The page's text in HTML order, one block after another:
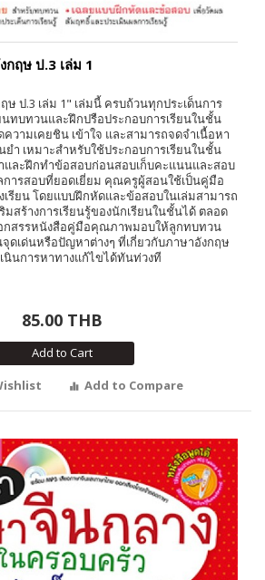
กฤษ ป.3 เล่ม 1
ษ ป.3 เล่ม 1" เล่มนี้ ครบถ้วนทุกประเด็นการ
นทบทวนและฝึกปรือประกอบการเรียนในชั้น
วามเคยชิน เข้าใจ และสามารถจดจำเนื้อหา
ำ เหมาะสำหรับใช้ประกอบการเรียนในชั้น
และฝึกทำข้อสอบก่อนสอบเก็บคะแนนและสอบ
การสอบที่ยอดเยี่ยม คุณครูผู้สอนใช้เป็นคู่มือ
รียน โดยแบบฝึกหัดและข้อสอบในเล่มสามารถ
มสร้างการเรียนรู้ของนักเรียนในชั้นได้ ตลอด
กสรรหนังสือคู่มือคุณภาพมอบให้ลูกทบทวน
ดเด่นหรือปัญหาต่างๆ ที่เกี่ยวกับภาษาอังกฤษ
นินการหาทางแก้ไขได้ทันท่วงที
85.00 THB
Add to Cart
Add to Compare